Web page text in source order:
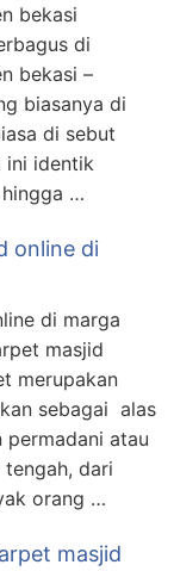
bekasi
di
bekasi –
biasanya di
di sebut
ini identik
…
online di
di marga
masjid
merupakan
sebagai alas
atau
dari
orang …
masjid